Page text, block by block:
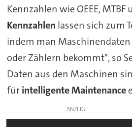
Kennzahlen wie OEEE, MTBF
Kennzahlen lassen sich zum
indem man
oder Zählern bekommt", so
Daten aus den Maschinen
fürintelligente Maintenance
ANZEIGE